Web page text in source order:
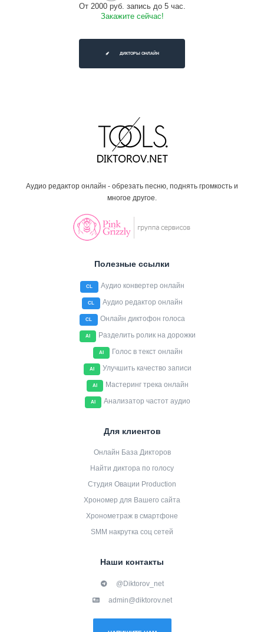
От 2000 руб. запись до 5 час.
Закажите сейчас!
ДИКТОРЫ ОНЛАЙН
Аудио редактор онлайн - обрезать песню, поднять громкость и
многое другое.
Полезные ссылки
CL Аудио конвертер онлайн
CL Аудио редактор онлайн
CL Онлайн диктофон голоса
AI Разделить ролик на дорожки
AI Голос в текст онлайн
AI Улучшить качество записи
AI Мастеринг трека онлайн
AI Анализатор частот аудио
Для клиентов
Онлайн База Дикторов
Найти диктора по голосу
Студия Овации Production
Хрономер для Вашего сайта
Хронометраж в смартфоне
SMM накрутка соц сетей
Наши контакты
@Diktorov_net
admin@diktorov.net